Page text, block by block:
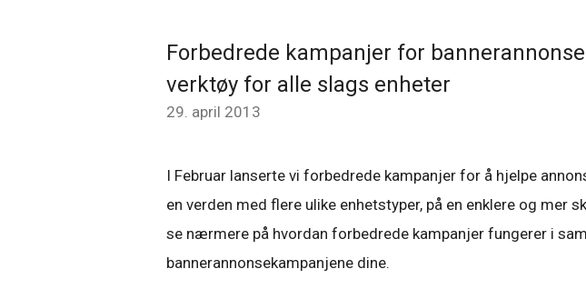
Forbedrede kampanjer for
verktøy for alle slags enheter
29. april 2013
I Februar lanserte vi forbedrede kampanjer for å hjelpe
en verden med flere ulike enhetstyper, på en enklere og mer
se nærmere på hvordan forbedrede kampanjer fungerer i
bannerannonsekampanjene dine.